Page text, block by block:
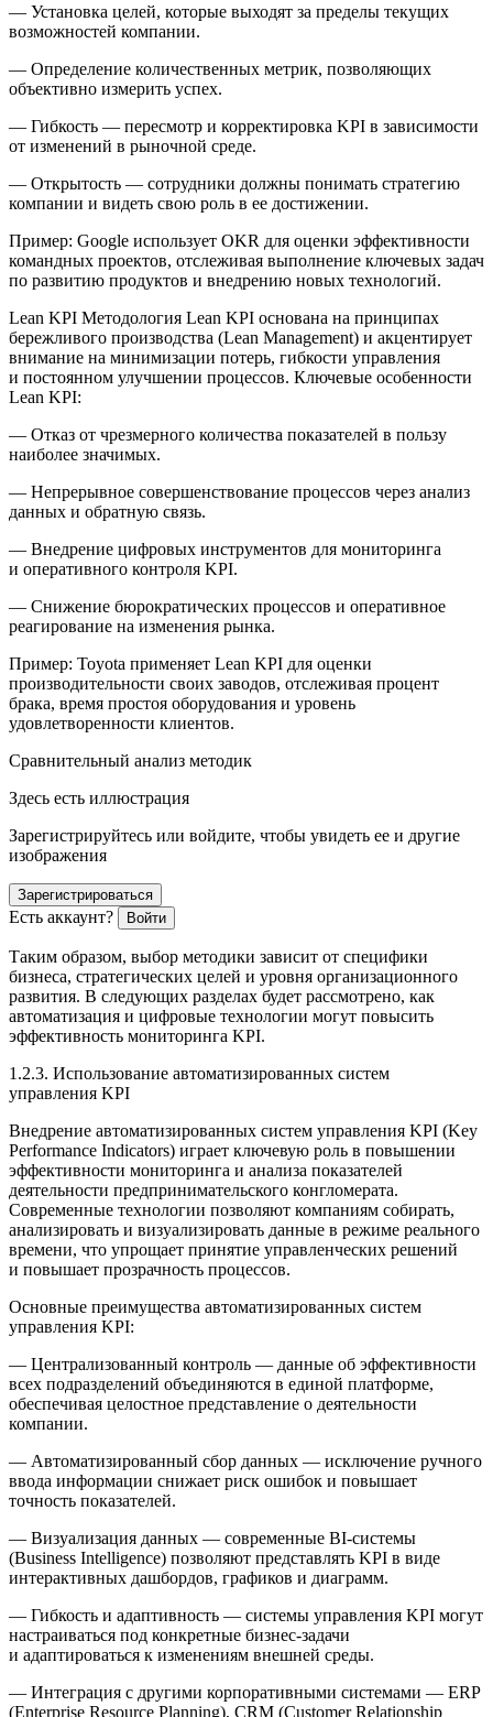
— Установка целей, которые выходят за пределы текущих
возможностей компании.
— Определение количественных метрик, позволяющих
объективно измерить успех.
— Гибкость — пересмотр и корректировка KPI в зависимости
от изменений в рыночной среде.
— Открытость — сотрудники должны понимать стратегию
компании и видеть свою роль в ее достижении.
Пример: Google использует OKR для оценки эффективности
командных проектов, отслеживая выполнение ключевых задач
по развитию продуктов и внедрению новых технологий.
Lean KPI Методология Lean KPI основана на принципах
бережливого производства (Lean Management) и акцентирует
внимание на минимизации потерь, гибкости управления
и постоянном улучшении процессов. Ключевые особенности
Lean KPI:
— Отказ от чрезмерного количества показателей в пользу
наиболее значимых.
— Непрерывное совершенствование процессов через анализ
данных и обратную связь.
— Внедрение цифровых инструментов для мониторинга
и оперативного контроля KPI.
— Снижение бюрократических процессов и оперативное
реагирование на изменения рынка.
Пример: Toyota применяет Lean KPI для оценки
производительности своих заводов, отслеживая процент
брака, время простоя оборудования и уровень
удовлетворенности клиентов.
Сравнительный анализ методик
Здесь есть иллюстрация
Зарегистрируйтесь или войдите, чтобы увидеть ее и другие
изображения
Зарегистрироваться
Есть аккаунт? Войти
Таким образом, выбор методики зависит от специфики
бизнеса, стратегических целей и уровня организационного
развития. В следующих разделах будет рассмотрено, как
автоматизация и цифровые технологии могут повысить
эффективность мониторинга KPI.
1.2.3. Использование автоматизированных систем
управления KPI
Внедрение автоматизированных систем управления KPI (Key
Performance Indicators) играет ключевую роль в повышении
эффективности мониторинга и анализа показателей
деятельности предпринимательского конгломерата.
Современные технологии позволяют компаниям собирать,
анализировать и визуализировать данные в режиме реального
времени, что упрощает принятие управленческих решений
и повышает прозрачность процессов.
Основные преимущества автоматизированных систем
управления KPI:
— Централизованный контроль — данные об эффективности
всех подразделений объединяются в единой платформе,
обеспечивая целостное представление о деятельности
компании.
— Автоматизированный сбор данных — исключение ручного
ввода информации снижает риск ошибок и повышает
точность показателей.
— Визуализация данных — современные BI-системы
(Business Intelligence) позволяют представлять KPI в виде
интерактивных дашбордов, графиков и диаграмм.
— Гибкость и адаптивность — системы управления KPI могут
настраиваться под конкретные бизнес-задачи
и адаптироваться к изменениям внешней среды.
— Интеграция с другими корпоративными системами — ERP
(Enterprise Resource Planning), CRM (Customer Relationship